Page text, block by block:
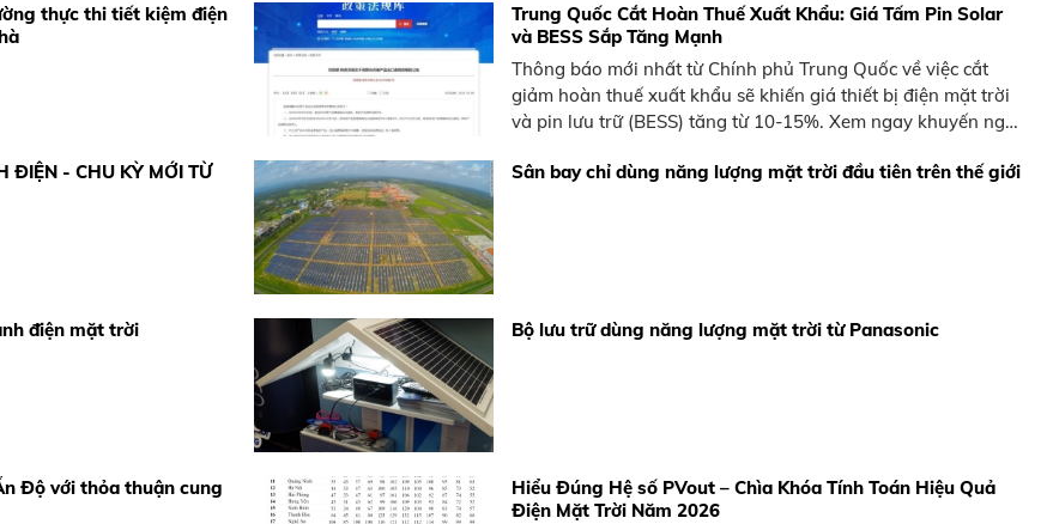
thực thi tiết kiệm điện
Trung Quốc Cắt Hoàn Thuế Xuất Khẩu: Giá Tấm Pin Solar
và BESS Sắp Tăng Mạnh
Thông báo mới nhất từ Chính phủ Trung Quốc về việc cắt
giảm hoàn thuế xuất khẩu sẽ khiến giá thiết bị điện mặt trời
và pin lưu trữ (BESS) tăng từ 10-15%. Xem ngay khuyến nghị
ĐIỆN - CHU KỲ MỚI TỪ
Sân bay chỉ dùng năng lượng mặt trời đầu tiên trên thế giới
điện mặt trời Bộ lưu trữ dùng năng lượng mặt trời từ Panasonic
Độ với thỏa thuận cung
Hiểu Đúng Hệ số PVout – Chìa Khóa Tính Toán Hiệu Quả
Điện Mặt Trời Năm 2026